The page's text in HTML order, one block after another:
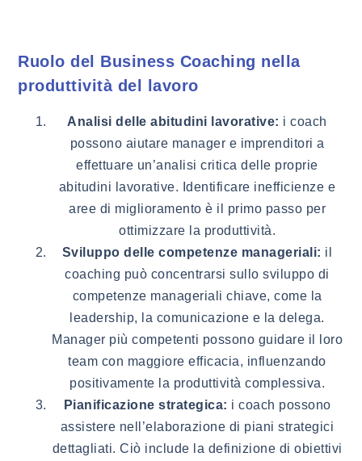
Ruolo del Business Coaching nella
produttività del lavoro
Analisi delle abitudini lavorative: i coach
possono aiutare manager e imprenditori a
effettuare un’analisi critica delle proprie
abitudini lavorative. Identificare inefficienze e
aree di miglioramento è il primo passo per
ottimizzare la produttività.
Sviluppo delle competenze manageriali: il
coaching può concentrarsi sullo sviluppo di
competenze manageriali chiave, come la
leadership, la comunicazione e la delega.
Manager più competenti possono guidare il loro
team con maggiore efficacia, influenzando
positivamente la produttività complessiva.
Pianificazione strategica: i coach possono
assistere nell’elaborazione di piani strategici
dettagliati. Ciò include la definizione di obiettivi